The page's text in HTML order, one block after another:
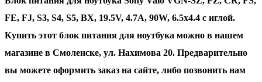
FE, FJ, S3, S4, S5, BX, 19.5V, 4.7A, 90W, 6.5х4.4 с иглой.
Купить этот блок питания для ноутбука можно в нашем
магазине в Смоленске, ул. Нахимова 20. Предварительно
вы можете оформить заказ на сайте, либо позвонить нам